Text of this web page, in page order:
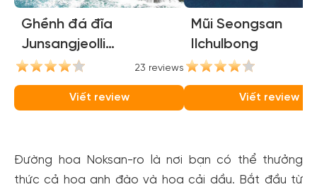
Ghềnh đá đĩa
Junsangjeolli
(Jusangjeolli Cliffs)23 reviews
Viết review
Mũi Seongsan
Ilchulbong
Viết review
Đường hoa Noksan-ro là nơi bạn có thể thưởng
thức cả hoa anh đào và hoa cải dầu. Bắt đầu từ